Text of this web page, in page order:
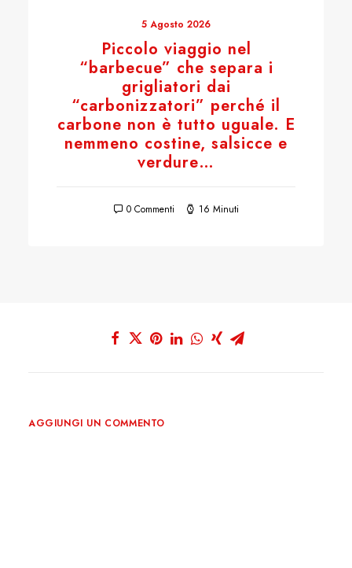
5 Agosto 2026
Piccolo viaggio nel
“barbecue” che separa i
grigliatori dai
“carbonizzatori” perché il
carbone non è tutto uguale. E
nemmeno costine, salsicce e
verdure…
0 Commenti 16 Minuti
AGGIUNGI UN COMMENTO